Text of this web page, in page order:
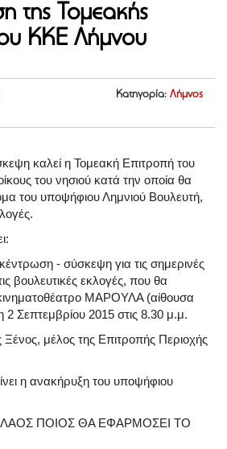
της Τομεακής
ΚΚΕ Λήμνου
Κατηγορία: Λήμνος
καλεί η Τομεακή Επιτροπή του
του νησιού κατά την οποία θα
του υποψήφιου Λημνιού Βουλευτή,
- σύσκεψη για τις σημερινές
τις βουλευτικές εκλογές, που θα
ΜΑΡΟΥΛΑ (αίθουσα
2 Σεπτεμβρίου 2015 στις 8.30 μ.μ.
μέλος της Επιτροπής Περιοχής
η ανακήρυξη του υποψήφιου
ΠOΙΟΣ ΘΑ ΕΦΑΡΜΟΣΕΙ ΤΟ